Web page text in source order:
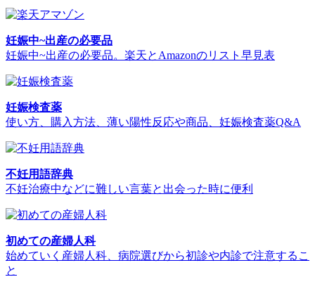
妊娠中~出産の必要品
妊娠中~出産の必要品。楽天とAmazonのリスト早見表
妊娠検査薬
使い方、購入方法、薄い陽性反応や商品、妊娠検査薬Q&A
不妊用語辞典
不妊治療中などに難しい言葉と出会った時に便利
初めての産婦人科
始めていく産婦人科、病院選びから初診や内診で注意するこ
と